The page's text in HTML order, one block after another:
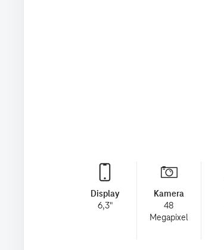
Display
6,3"
Kamera
48
Megapixel